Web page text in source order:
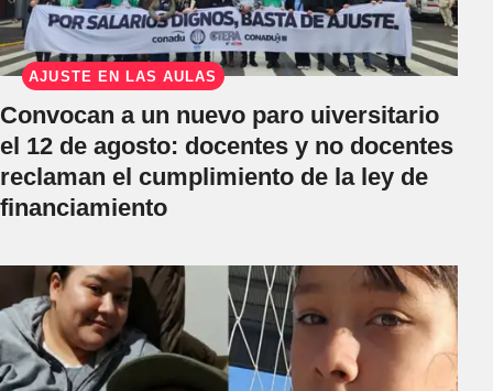
AJUSTE EN LAS AULAS
Convocan a un nuevo paro uiversitario
el 12 de agosto: docentes y no docentes
reclaman el cumplimiento de la ley de
financiamiento